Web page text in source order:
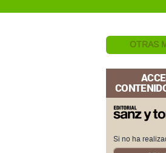
Si no ha
Si ya realizó el
USUARIO: